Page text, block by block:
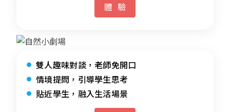
體驗
雙人趣味對談，老師免開口
情境提問，引導學生思考
貼近學生，融入生活場景